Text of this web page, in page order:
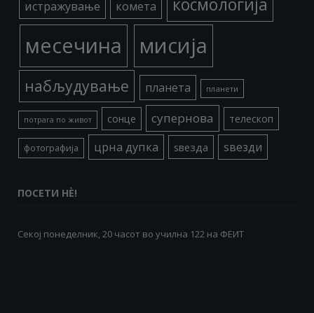
истражување комета космологија
месечина мисија
набљудување планета планети
потрага по живот сонце супернова телескоп
фотографија црна дупка ѕвезда ѕвезди
ПОСЕТИ НÈ!
Секој понеделник, 20 часот во училна 122 на ФЕИТ